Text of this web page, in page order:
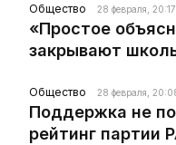
Общество 28 февраля, 20:17
«Простое
закрывают
Общество 28 февраля,
Поддержка не
рейтинг партии